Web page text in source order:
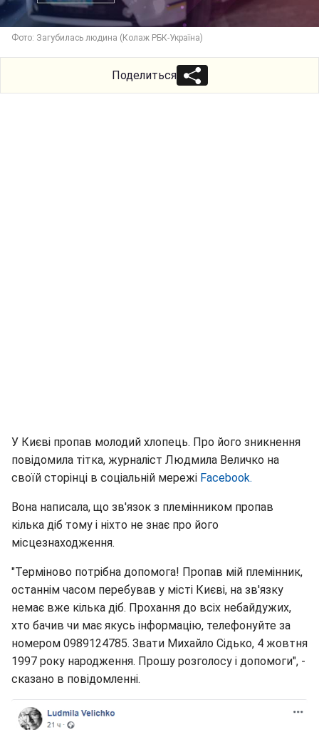
Фото: Загубилась людина (Колаж РБК-Україна)
Поделиться
У Києві пропав молодий хлопець. Про його зникнення
повідомила тітка, журналіст Людмила Величко на
своїй сторінці в соціальній мережі Facebook.
Вона написала, що зв'язок з племінником пропав
кілька діб тому і ніхто не знає про його
місцезнаходження.
"Терміново потрібна допомога! Пропав мій племінник,
останнім часом перебував у місті Києві, на зв'язку
немає вже кілька діб. Прохання до всіх небайдужих,
хто бачив чи має якусь інформацію, телефонуйте за
номером 0989124785. Звати Михайло Сідько, 4 жовтня
1997 року народження. Прошу розголосу і допомоги", -
сказано в повідомленні.